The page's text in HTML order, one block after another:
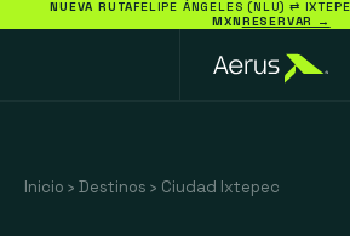
NUEVA RUTAFELIPE ÁNGELES (NLU) ⇄
MXNRESERVAR →
Inicio › Destinos › Ciudad Ixtepec